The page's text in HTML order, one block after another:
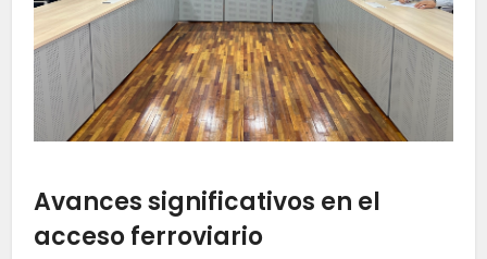
Avances significativos en el
acceso ferroviario